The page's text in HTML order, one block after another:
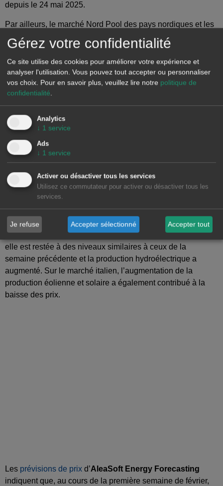
depuis le 24 mai 2025.
Par ailleurs, le marché Nord Pool des pays nordiques et les
marchés allemand, belge, italien et néerlandais ont
enregistré des prix quotidiens supérieurs à 130 €/MWh lors
de certaines séances de la dernière semaine de janvier. Sur
le marché italien, les prix quotidiens ont dépassé 145
€/MWh pendant les quatre premiers jours de la semaine. Ce
marché a atteint la moyenne quotidienne la plus élevée de
la semaine parmi les marchés analysés, avec 150,97
€/MWh, le mardi 27 janvier.
Au cours de la semaine du 26 janvier, la hausse des prix du
gaz, l’augmentation de la demande et la baisse de la
production solaire sur la plupart des marchés ont contribué à
la hausse des prix sur les marchés européens de
l’électricité. En France, la baisse de la production éolienne a
également favorisé la hausse des prix. Cependant, la baisse
de la demande en Espagne et au Portugal a entraîné une
baisse des prix sur le marché MIBEL. En outre, la production
éolienne a augmenté au Portugal, tandis qu’en Espagne,
elle est restée à des niveaux similaires à ceux de la
semaine précédente et la production hydroélectrique a
augmenté. Sur le marché italien, l’augmentation de la
production éolienne et solaire a également contribué à la
baisse des prix.
Les prévisions de prix d’AleaSoft Energy Forecasting
indiquent que, au cours de la première semaine de février,
Gérez votre confidentialité
Ce site utilise des cookies pour améliorer votre expérience et
analyser l'utilisation. Vous pouvez tout accepter ou personnaliser
vos choix. Pour en savoir plus, veuillez lire notre politique de
confidentialité
Analytics
↓ 1 service
Ads
↓ 1 service
Activer ou désactiver tous les services
Utilisez ce commutateur pour activer ou désactiver tous les
services.
Je refuse Accepter sélectionné Accepter tout